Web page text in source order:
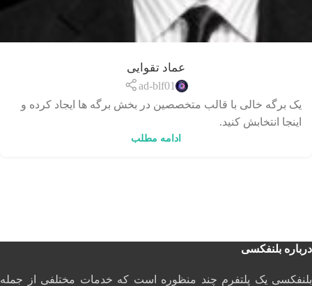
عماد تقوایی
ad-blf01
یک برگه خالی با قالب متخصصین در بخش برگه ها ایجاد کرده و
اینجا انتخابش کنید.
ادامه مطلب
درباره بلنفکسی
بلنفکسی یک پلتفرم چند منظوره است که خدمات مختلفی از جمله